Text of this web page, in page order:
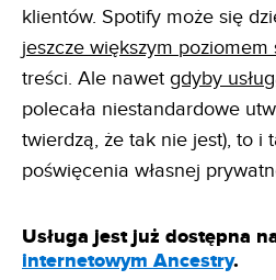
klientów. Spotify może się
jeszcze większym
treści. Ale nawet gdyby
polecała niestandardowe
twierdzą, że tak nie jest), to i
poświęcenia własnej
Usługa jest już dostępna
internetowym Ancestry.